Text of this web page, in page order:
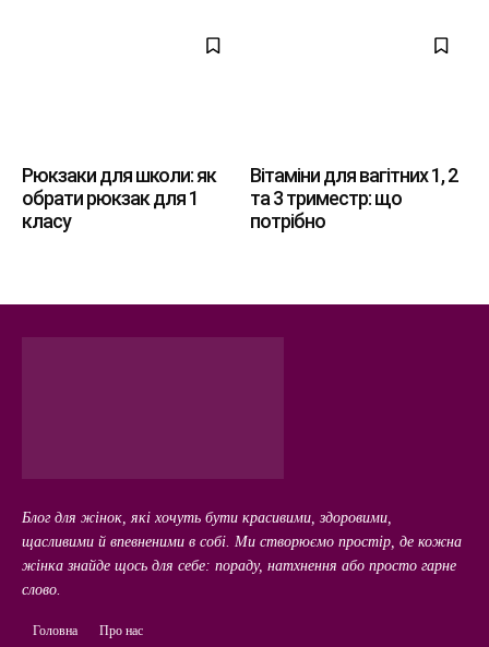
Рюкзаки для школи: як
обрати рюкзак для 1
класу
Вітаміни для вагітних 1, 2
та 3 триместр: що
потрібно
Блог для жінок, які хочуть бути красивими, здоровими,
щасливими й впевненими в собі. Ми створюємо простір, де кожна
жінка знайде щось для себе: пораду, натхнення або просто гарне
слово.
Головна Про нас